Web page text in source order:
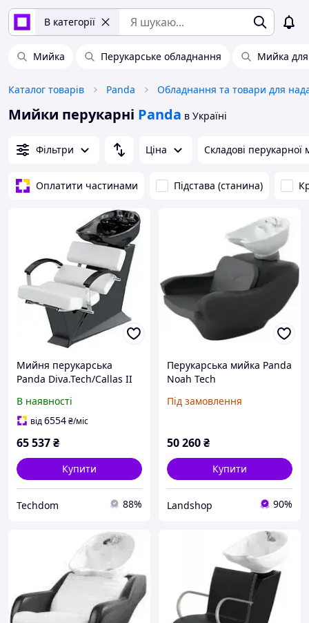
В категорії
Мийка Перукарське обладнання Мийка для
Каталог товарів Panda
Мийки перукарні Panda в Україні
Фільтри Ціна Складові перукарної
Оплатити частинами Підстава (станина)
Мийня перукарська
Panda Diva.Tech/Callas II
В наявності
від6554₴/міс
65 537₴
Купити
Techdom 88%
Перукарська мийка Panda
Noah Tech
Під замовлення
50 260₴
Купити
Landshop 90%